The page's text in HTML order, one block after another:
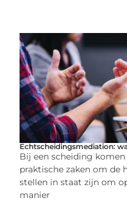
Echtscheidingsmediation:
Bij een scheiding
praktische zaken om de
stellen in staat zijn om
manier